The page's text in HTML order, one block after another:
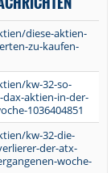
diese-aktien-
zu-kaufen-
kw-32-so-
aktien-in-der-
1036404851
kw-32-die-
der-atx-
woche-